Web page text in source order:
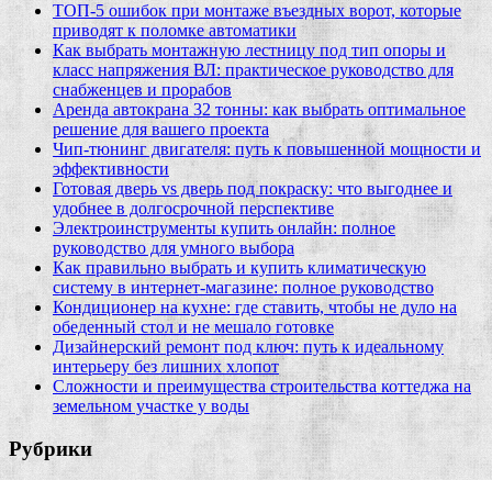
ТОП-5 ошибок при монтаже въездных ворот, которые
приводят к поломке автоматики
Как выбрать монтажную лестницу под тип опоры и
класс напряжения ВЛ: практическое руководство для
снабженцев и прорабов
Аренда автокрана 32 тонны: как выбрать оптимальное
решение для вашего проекта
Чип‑тюнинг двигателя: путь к повышенной мощности и
эффективности
Готовая дверь vs дверь под покраску: что выгоднее и
удобнее в долгосрочной перспективе
Электроинструменты купить онлайн: полное
руководство для умного выбора
Как правильно выбрать и купить климатическую
систему в интернет‑магазине: полное руководство
Кондиционер на кухне: где ставить, чтобы не дуло на
обеденный стол и не мешало готовке
Дизайнерский ремонт под ключ: путь к идеальному
интерьеру без лишних хлопот
Сложности и преимущества строительства коттеджа на
земельном участке у воды
Рубрики